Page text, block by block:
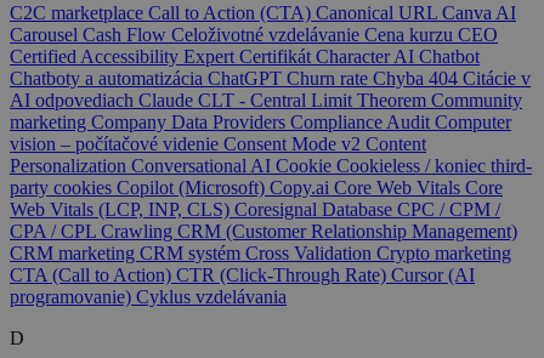
C2C marketplace Call to Action (CTA) Canonical URL Canva AI
Carousel Cash Flow Celoživotné vzdelávanie Cena kurzu CEO
Certified Accessibility Expert Certifikát Character AI Chatbot
Chatboty a automatizácia ChatGPT Churn rate Chyba 404 Citácie v
AI odpovediach Claude CLT - Central Limit Theorem Community
marketing Company Data Providers Compliance Audit Computer
vision – počítačové videnie Consent Mode v2 Content
Personalization Conversational AI Cookie Cookieless / koniec third-
party cookies Copilot (Microsoft) Copy.ai Core Web Vitals Core
Web Vitals (LCP, INP, CLS) Coresignal Database CPC / CPM /
CPA / CPL Crawling CRM (Customer Relationship Management)
CRM marketing CRM systém Cross Validation Crypto marketing
CTA (Call to Action) CTR (Click-Through Rate) Cursor (AI
programovanie) Cyklus vzdelávania
D